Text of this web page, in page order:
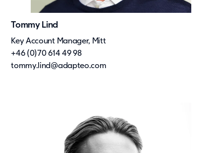
Tommy Lind
Key Account Manager, Mitt
+46 (0)70 614 49 98
tommy.lind@adapteo.com